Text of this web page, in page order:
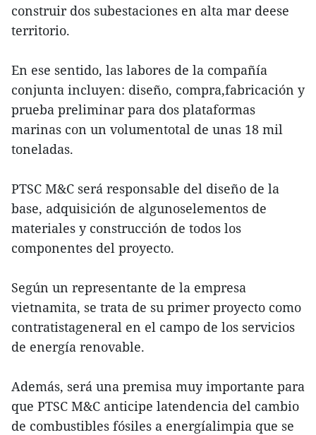
construir dos subestaciones en alta mar deese
territorio.
En ese sentido, las labores de la compañía
conjunta incluyen: diseño, compra,fabricación y
prueba preliminar para dos plataformas
marinas con un volumentotal de unas 18 mil
toneladas.
PTSC M&C será responsable del diseño de la
base, adquisición de algunoselementos de
materiales y construcción de todos los
componentes del proyecto.
Según un representante de la empresa
vietnamita, se trata de su primer proyecto como
contratistageneral en el campo de los servicios
de energía renovable.
Además, será una premisa muy importante para
que PTSC M&C anticipe latendencia del cambio
de combustibles fósiles a energíalimpia que se